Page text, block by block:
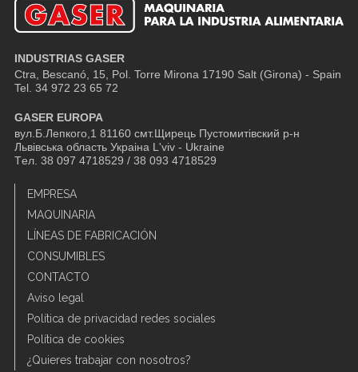
INDUSTRIAS GASER
Ctra, Bescanó, 15, Pol. Torre Mirona 17190 Salt (Girona) - Spain
Tel. 34 972 23 65 72
GASER EUROPA
вул.Б.Лепкого,1 81160 смт.Щирець Пустомитівский р-н
Львівська область Украіна L'viv - Ukraine
Tел. 38 097 4718529 / 38 093 4718529
EMPRESA
MAQUINARIA
LÍNEAS DE FABRICACIÓN
CONSUMIBLES
CONTACTO
Aviso legal
Política de privacidad redes sociales
Política de cookies
¿Quieres trabajar con nosotros?